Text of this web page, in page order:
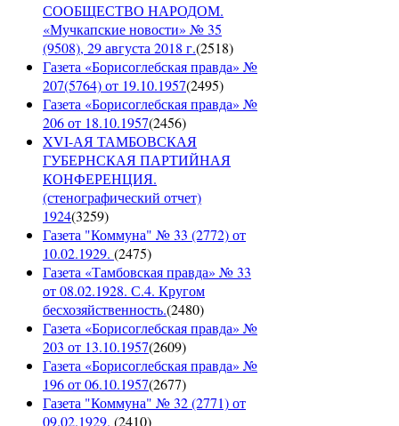
СООБЩЕСТВО НАРОДОМ.
«Мучкапские новости» № 35
(9508), 29 августа 2018 г.(2518)
Газета «Борисоглебская правда» №
207(5764) от 19.10.1957(2495)
Газета «Борисоглебская правда» №
206 от 18.10.1957(2456)
XVI-АЯ ТАМБОВСКАЯ
ГУБЕРНСКАЯ ПАРТИЙНАЯ
КОНФЕРЕНЦИЯ.
(стенографический отчет)
1924(3259)
Газета "Коммуна" № 33 (2772) от
10.02.1929. (2475)
Газета «Тамбовская правда» № 33
от 08.02.1928. С.4. Кругом
бесхозяйственность.(2480)
Газета «Борисоглебская правда» №
203 от 13.10.1957(2609)
Газета «Борисоглебская правда» №
196 от 06.10.1957(2677)
Газета "Коммуна" № 32 (2771) от
09.02.1929. (2410)